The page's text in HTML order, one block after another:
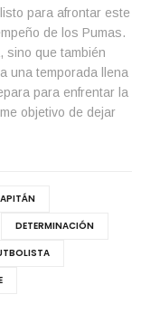
para afrontar este
de los Pumas.
sino que también
una temporada llena
para enfrentar la
objetivo de dejar
DETERMINACIÓN